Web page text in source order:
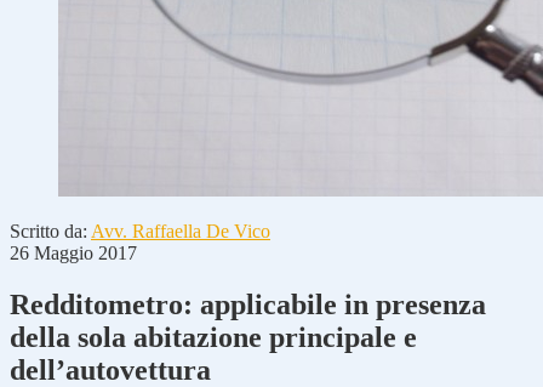
Scritto da: Avv. Raffaella De Vico
26 Maggio 2017
Redditometro: applicabile in presenza
della sola abitazione principale e
dell’autovettura